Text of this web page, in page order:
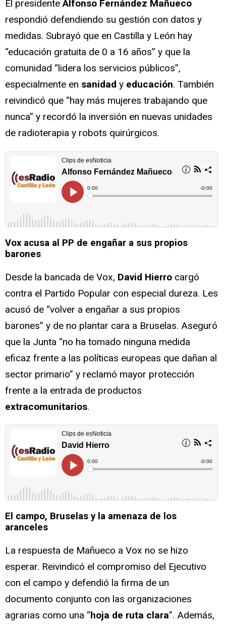
El presidenteAlfonso Fernández Mañueco
respondió defendiendo su gestión con datos y
medidas. Subrayó que en Castilla y León hay
“educación gratuita de 0 a 16 años” y que la
comunidad “lidera los servicios públicos”,
especialmente en sanidad y educación. También
reivindicó que “hay más mujeres trabajando que
nunca” y recordó la inversión en nuevas unidades
de radioterapia y robots quirúrgicos.
Vox acusa al PP de engañar a sus propios
barones
Desde la bancada de Vox, David Hierro cargó
contra el Partido Popular con especial dureza. Les
acusó de “volver a engañar a sus propios
barones” y de no plantar cara a Bruselas. Aseguró
que la Junta “no ha tomado ninguna medida
eficaz frente a las políticas europeas que dañan al
sector primario” y reclamó mayor protección
frente a la entrada de productos
extracomunitarios.
El campo, Bruselas y la amenaza de los
aranceles
La respuesta de Mañueco a Vox no se hizo
esperar. Reivindicó el compromiso del Ejecutivo
con el campo y defendió la firma de un
documento conjunto con las organizaciones
agrarias como una “hoja de ruta clara”. Además,